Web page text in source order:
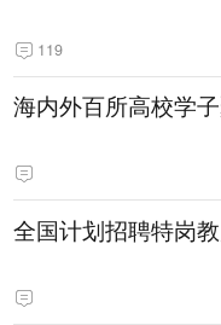
119
海内外百所高校学
全国计划招聘特岗